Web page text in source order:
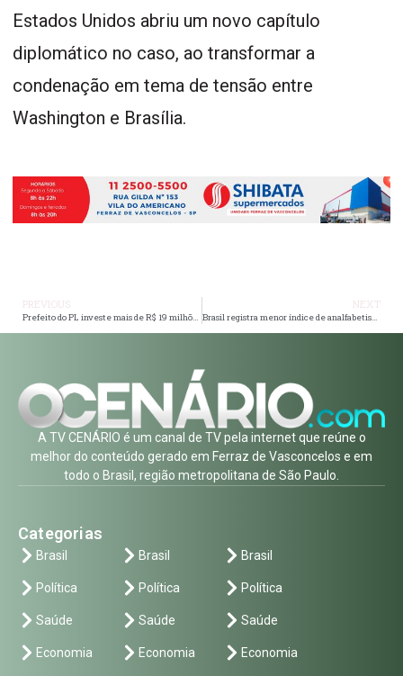
Estados Unidos abriu um novo capítulo
diplomático no caso, ao transformar a
condenação em tema de tensão entre
Washington e Brasília.
Prefeito do PL investe mais de R$ 19 milhões em interação tecnológica e acessibilidade para agilizar atendimento ao cidadão Brasil registra menor índice de analfabetismo da série histórica, aponta IBGE
A TV CENÁRIO é um canal de TV pela internet que reúne o
melhor do conteúdo gerado em Ferraz de Vasconcelos e em
todo o Brasil, região metropolitana de São Paulo.
Categorias
Brasil
Política
Saúde
Economia
Brasil
Política
Saúde
Economia
Brasil
Política
Saúde
Economia